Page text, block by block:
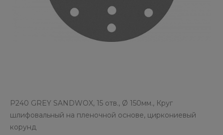
P240 GREY SANDWOX, 15 отв., Ø 150мм., Круг
шлифовальный на пленочной основе, циркониевый
корунд